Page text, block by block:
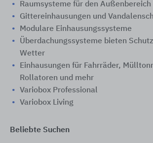
Raumsysteme für den Außenbereich
Gittereinhausungen und
Modulare Einhausungssysteme
Überdachungssysteme bieten
Wetter
Einhausungen für Fahrräder,
Rollatoren und mehr
Variobox Professional
Variobox Living
Beliebte Suchen